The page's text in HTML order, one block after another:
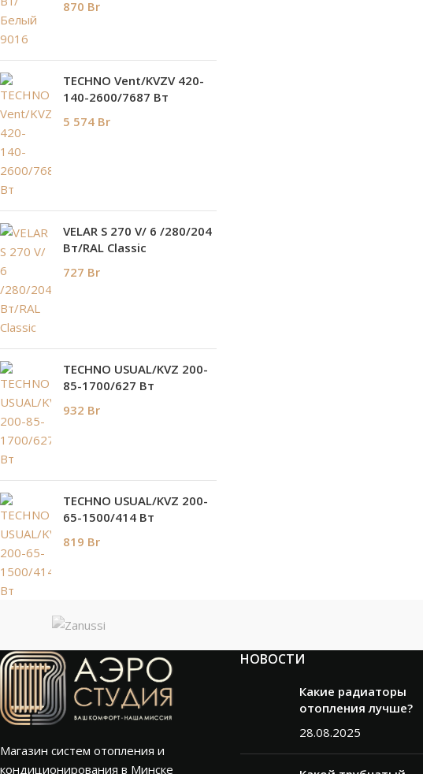
870 Br
TECHNO Vent/KVZV 420-
140-2600/7687 Вт
5 574 Br
VELAR S 270 V/ 6 /280/204
Вт/RAL Classic
727 Br
TECHNO USUAL/KVZ 200-
85-1700/627 Вт
932 Br
TECHNO USUAL/KVZ 200-
65-1500/414 Вт
819 Br
Магазин систем отопления и
кондиционирования в Минске
НОВОСТИ
Какие радиаторы
отопления лучше?
28.08.2025